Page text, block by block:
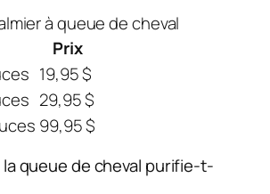
à queue de cheval
Prix
19,95 $
29,95 $
99,95 $
la queue de cheval purifie-t-